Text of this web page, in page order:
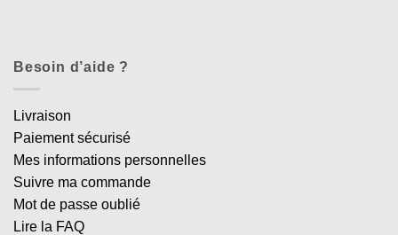
Besoin d’aide ?
Livraison
Paiement sécurisé
Mes informations personnelles
Suivre ma commande
Mot de passe oublié
Lire la FAQ